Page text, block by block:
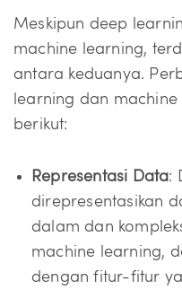
Meskipun deep
machine learning,
antara keduanya.
learning dan
berikut:
Representasi Data:
direpresentasikan
dalam dan
machine learning,
dengan fitur-fitur